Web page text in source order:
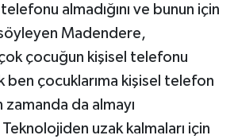
almadığını ve bunun için
Madendere,
çocuğun kişisel telefonu
ben çocuklarıma kişisel telefon
zamanda da almayı
uzak kalmaları için